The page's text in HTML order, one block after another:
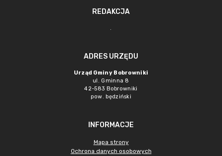
REDAKCJA
.
ADRES URZĘDU
Urząd Gminy Bobrowniki
ul. Gminna 8
42-583 Bobrowniki
pow. będziński
INFORMACJE
Mapa strony
Ochrona danych osobowych